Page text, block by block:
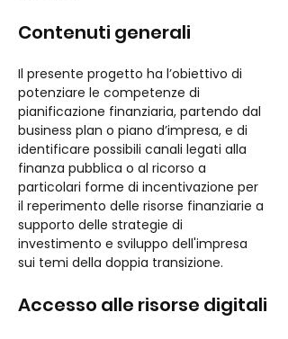
Contenuti generali
Il presente progetto ha l’obiettivo di
potenziare le competenze di
pianificazione finanziaria, partendo dal
business plan o piano d’impresa, e di
identificare possibili canali legati alla
finanza pubblica o al ricorso a
particolari forme di incentivazione per
il reperimento delle risorse finanziarie a
supporto delle strategie di
investimento e sviluppo dell'impresa
sui temi della doppia transizione.
Accesso alle risorse digitali